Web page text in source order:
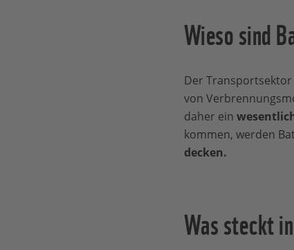
Wieso sind
Der
von
daher ein
kommen, werden
decken.
Was steckt